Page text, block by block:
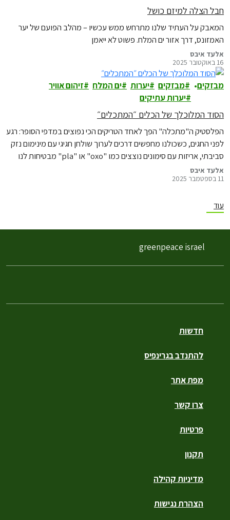
חבל הצלה למיזם כושל
המאבק על העתיד שלנו מתרחש ממש עכשיו – מהלב הפועם של יער
האמזונס, דרך אזור ים המלח. פשוט לא ייאמן
אלעד איבס
16 באוקטובר 2025
מבזקים מבזקים יערות ים המלח
זיהום אוויר
יערות עתיקים
הסוד המלוכלך של הכלים ״המתכלים״
הפלסטיק ה"מתכלה" הפך לאחד הטריקים הכי נפוצים במדפי הסופר: רגע
לפני החגים, כשכולנו מחפשים דרכים לערוך שולחן חגיגי עם מינימום נזק
סביבתי, אריזות עם סימונים נוצצים כמו "oxo" או "pla" מבטיחות לנו
קיצור דרך ופתרון קסמים שהכלי יתכלה "מעצמו" או יהפוך ל"אבק
כוכבים", אבל מה קורה בפועל?
אלעד איבס
11 בספטמבר 2025
עוד
חדשות
להתנדב בגרינפיס
מפת אתר
צרו קשר
פרטיות
תקנון
מדיניות קהילה
הצהרת נגישות